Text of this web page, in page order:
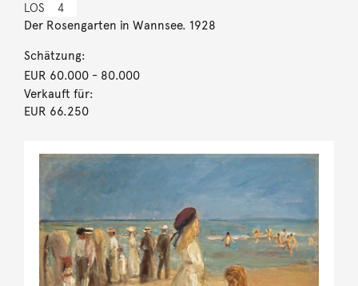
LOS 4
Der Rosengarten in Wannsee. 1928
Schätzung:
EUR 60.000- 80.000
Verkauft für:
EUR 66.250